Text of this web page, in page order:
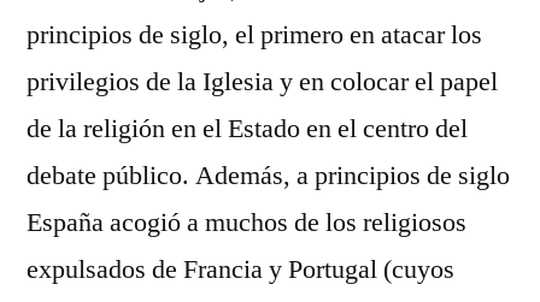
principios de siglo, el primero en atacar los
privilegios de la Iglesia y en colocar el papel
de la religión en el Estado en el centro del
debate público. Además, a principios de siglo
España acogió a muchos de los religiosos
expulsados de Francia y Portugal (cuyos